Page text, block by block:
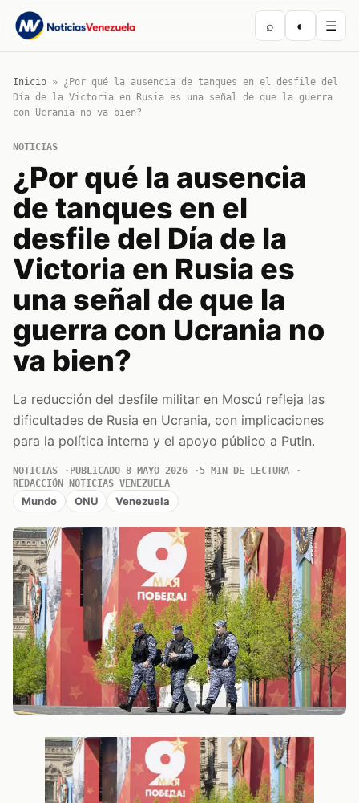
⌕ ◐ ☰
Inicio » ¿Por qué la ausencia de tanques en el desfile del
Día de la Victoria en Rusia es una señal de que la guerra
con Ucrania no va bien?
NOTICIAS
¿Por qué la ausencia
de tanques en el
desfile del Día de la
Victoria en Rusia es
una señal de que la
guerra con Ucrania no
va bien?
La reducción del desfile militar en Moscú refleja las
dificultades de Rusia en Ucrania, con implicaciones
para la política interna y el apoyo público a Putin.
NOTICIAS PUBLICADO 8 MAYO 2026
5 MIN DE LECTURA
REDACCIÓN NOTICIAS VENEZUELA
Mundo ONU Venezuela